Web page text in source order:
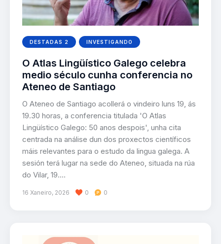
DESTADAS 2 INVESTIGANDO
O Atlas Lingüístico Galego celebra
medio século cunha conferencia no
Ateneo de Santiago
O Ateneo de Santiago acollerá o vindeiro luns 19, ás
19.30 horas, a conferencia titulada 'O Atlas
Lingüístico Galego: 50 anos despois', unha cita
centrada na análise dun dos proxectos científicos
máis relevantes para o estudo da lingua galega. A
sesión terá lugar na sede do Ateneo, situada na rúa
do Vilar, 19.…
16 Xaneiro, 2026 0 0